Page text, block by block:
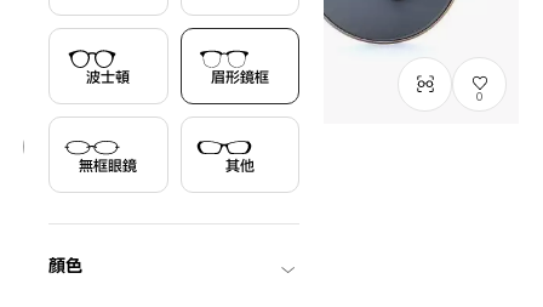
波士頓 眉形鏡框
無框眼鏡 其他
顏色
0
SUN2088B-0SC1 / Size: M